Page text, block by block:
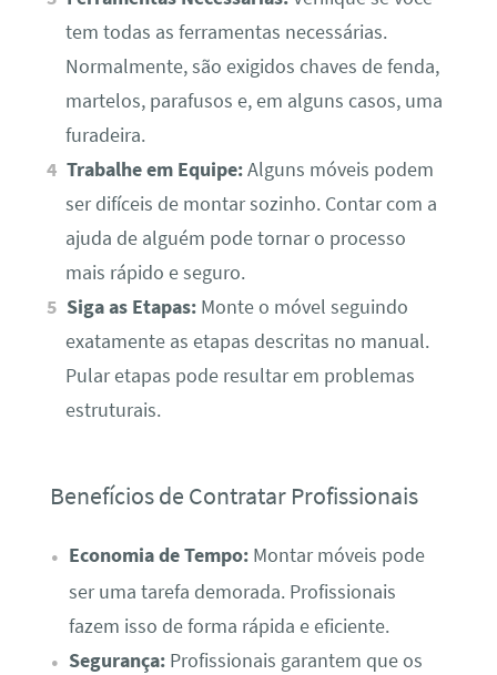
tem todas as ferramentas necessárias.
Normalmente, são exigidos chaves de fenda,
martelos, parafusos e, em alguns casos, uma
furadeira.
Trabalhe em Equipe:Alguns móveis podem
ser difíceis de montar sozinho. Contar com a
ajuda de alguém pode tornar o processo
mais rápido e seguro.
Siga as Etapas: Monte o móvel seguindo
exatamente as etapas descritas no manual.
Pular etapas pode resultar em problemas
estruturais.
Benefícios de Contratar Profissionais
Economia de Tempo:Montar móveis pode
ser uma tarefa demorada. Profissionais
fazem isso de forma rápida e eficiente.
Segurança:Profissionais garantem que os